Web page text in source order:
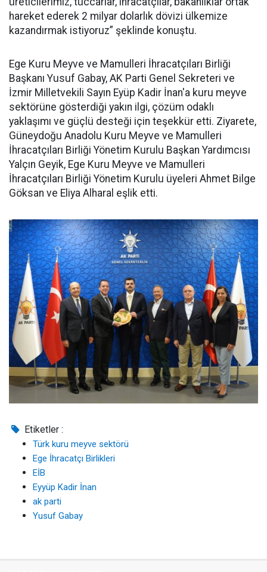
hareket ederek 2 milyar dolarlık dövizi ülkemize
kazandırmak istiyoruz” şeklinde konuştu.
Ege Kuru Meyve ve Mamulleri İhracatçıları Birliği
Başkanı Yusuf Gabay, AK Parti Genel Sekreteri ve
İzmir Milletvekili Sayın Eyüp Kadir İnan'a kuru meyve
sektörüne gösterdiği yakın ilgi, çözüm odaklı
yaklaşımı ve güçlü desteği için teşekkür etti. Ziyarete,
Güneydoğu Anadolu Kuru Meyve ve Mamulleri
İhracatçıları Birliği Yönetim Kurulu Başkan Yardımcısı
Yalçın Geyik, Ege Kuru Meyve ve Mamulleri
İhracatçıları Birliği Yönetim Kurulu üyeleri Ahmet Bilge
Göksan ve Eliya Alharal eşlik etti.
Etiketler :
Türk kuru meyve sektörü
Ege İhracatçı Birlikleri
EİB
Eyyüp Kadir İnan
ak parti
Yusuf Gabay